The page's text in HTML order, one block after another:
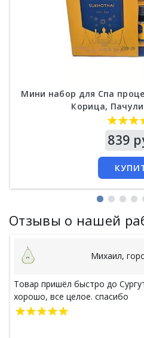
Мини набор для Спа
Корица,
839
Отзывы о нашей
Михаил,
Товар пришёл быстро до
хорошо, все целое. спасибо